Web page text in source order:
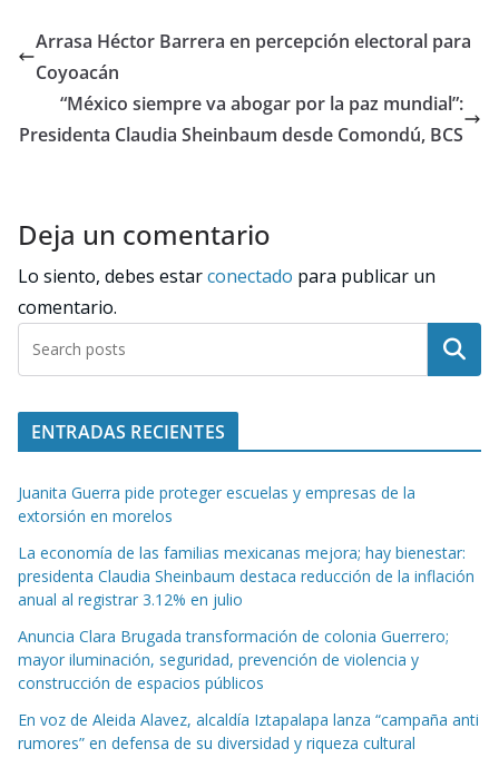
Arrasa Héctor Barrera en percepción electoral para
Coyoacán
“México siempre va abogar por la paz mundial”:
Presidenta Claudia Sheinbaum desde Comondú, BCS
Deja un comentario
Lo siento, debes estarconectado para publicar un
comentario.
Buscar
ENTRADAS RECIENTES
Juanita Guerra pide proteger escuelas y empresas de la
extorsión en morelos
La economía de las familias mexicanas mejora; hay bienestar:
presidenta Claudia Sheinbaum destaca reducción de la inflación
anual al registrar 3.12% en julio
Anuncia Clara Brugada transformación de colonia Guerrero;
mayor iluminación, seguridad, prevención de violencia y
construcción de espacios públicos
En voz de Aleida Alavez, alcaldía Iztapalapa lanza “campaña anti
rumores” en defensa de su diversidad y riqueza cultural